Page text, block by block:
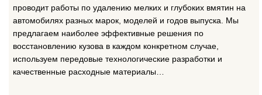
проводит работы по удалению мелких и глубоких вмятин на
автомобилях разных марок, моделей и годов выпуска. Мы
предлагаем наиболее эффективные решения по
восстановлению кузова в каждом конкретном случае,
используем передовые технологические разработки и
качественные расходные материалы…